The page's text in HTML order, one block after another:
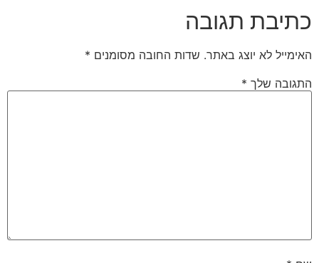
כתיבת תגובה
האימייל לא יוצג באתר. שדות החובה מסומנים *
התגובה שלך *